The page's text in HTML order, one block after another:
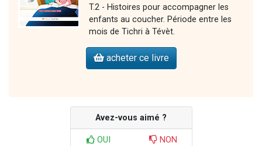
T.2 - Histoires pour accompagner les
enfants au coucher. Période entre les
mois de Tichri à Tévèt.
acheter ce livre
Avez-vous aimé ?
OUI NON